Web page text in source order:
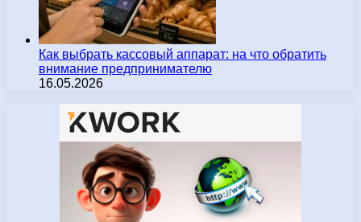
Как выбрать кассовый аппарат: на что обратить
внимание предпринимателю
16.05.2026